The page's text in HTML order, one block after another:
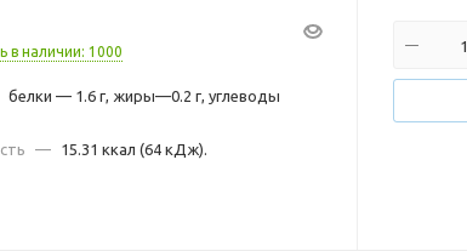
в наличии: 1000
белки — 1.6 г, жиры—0.2 г, углеводы
— 15.31 ккал (64 кДж).